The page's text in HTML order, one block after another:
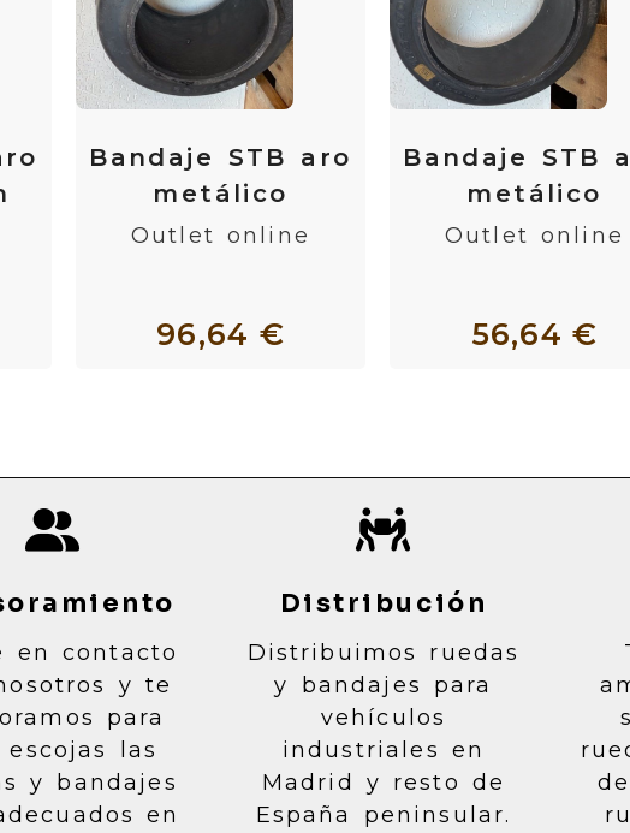
Bandaje STB aro
metálico
Outlet online
96,64 €
Bandaje STB
metálico
Outlet online
56,64 €
en contacto
y te
para
escojas las
y bandajes
en
Distribución
Distribuimos ruedas
y bandajes para
vehículos
industriales en
Madrid y resto de
España peninsular.